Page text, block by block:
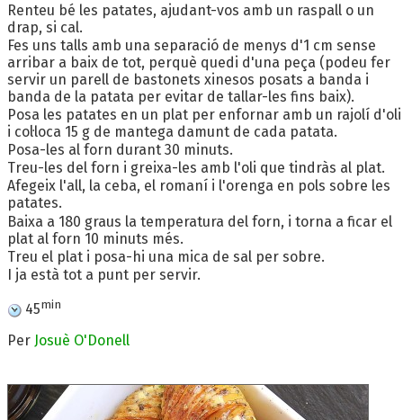
Renteu bé les patates, ajudant-vos amb un raspall o un
drap, si cal.
Fes uns talls amb una separació de menys d'1 cm sense
arribar a baix de tot, perquè quedi d'una peça (podeu fer
servir un parell de bastonets xinesos posats a banda i
banda de la patata per evitar de tallar-les fins baix).
Posa les patates en un plat per enfornar amb un rajolí d'oli
i col·loca 15 g de mantega damunt de cada patata.
Posa-les al forn durant 30 minuts.
Treu-les del forn i greixa-les amb l'oli que tindràs al plat.
Afegeix l'all, la ceba, el romaní i l'orenga en pols sobre les
patates.
Baixa a 180 graus la temperatura del forn, i torna a ficar el
plat al forn 10 minuts més.
Treu el plat i posa-hi una mica de sal per sobre.
I ja està tot a punt per servir.
45min
Per Josuè O'Donell